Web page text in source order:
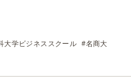
大学ビジネススクール #名商大